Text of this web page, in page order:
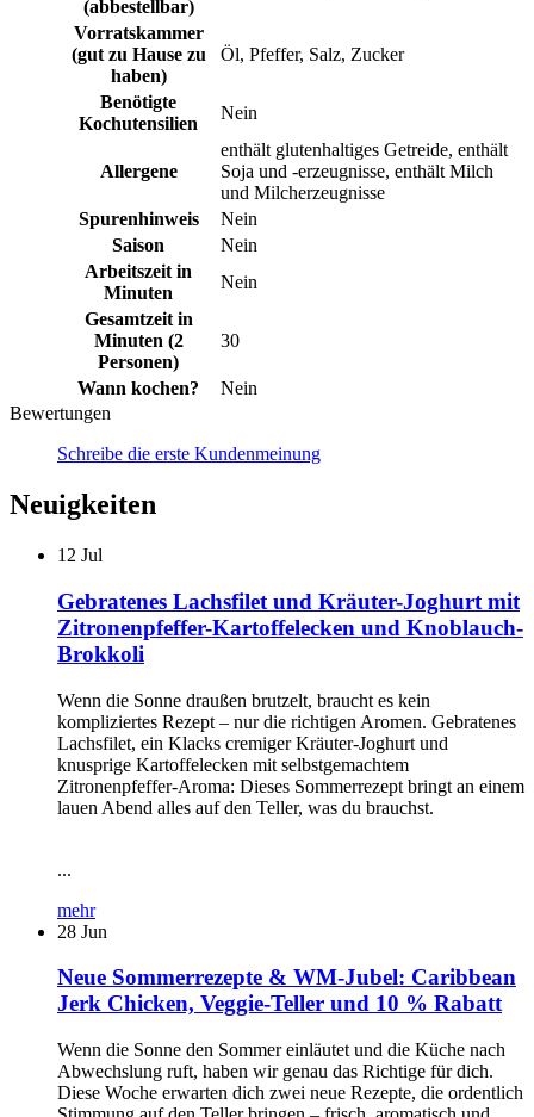
(abbestellbar)
Vorratskammer
(gut zu Hause zu
haben)
Öl, Pfeffer, Salz, Zucker
Benötigte
Kochutensilien
Nein
Allergene
enthält glutenhaltiges Getreide, enthält
Soja und -erzeugnisse, enthält Milch
und Milcherzeugnisse
Spurenhinweis
Nein
Saison
Nein
Arbeitszeit in
Minuten
Nein
Gesamtzeit in
Minuten (2
Personen)
30
Wann kochen?
Nein
Bewertungen
Schreibe die erste Kundenmeinung
Neuigkeiten
12 Jul
Gebratenes Lachsfilet und Kräuter-Joghurt mit
Zitronenpfeffer-Kartoffelecken und Knoblauch-
Brokkoli
Wenn die Sonne draußen brutzelt, braucht es kein
kompliziertes Rezept – nur die richtigen Aromen. Gebratenes
Lachsfilet, ein Klacks cremiger Kräuter-Joghurt und
knusprige Kartoffelecken mit selbstgemachtem
Zitronenpfeffer-Aroma: Dieses Sommerrezept bringt an einem
lauen Abend alles auf den Teller, was du brauchst.
...
mehr
28 Jun
Neue Sommerrezepte & WM-Jubel: Caribbean
Jerk Chicken, Veggie-Teller und 10 % Rabatt
Wenn die Sonne den Sommer einläutet und die Küche nach
Abwechslung ruft, haben wir genau das Richtige für dich.
Diese Woche erwarten dich zwei neue Rezepte, die ordentlich